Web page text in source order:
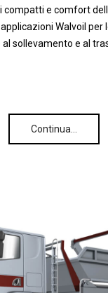
compatti e comfort
Walvoil per
al sollevamento e al
Continua…